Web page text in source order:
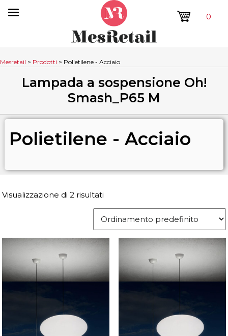
0
Mesretail > Prodotti > Polietilene - Acciaio
Lampada a sospensione Oh!
Smash_P65 M
Polietilene - Acciaio
Visualizzazione di 2 risultati